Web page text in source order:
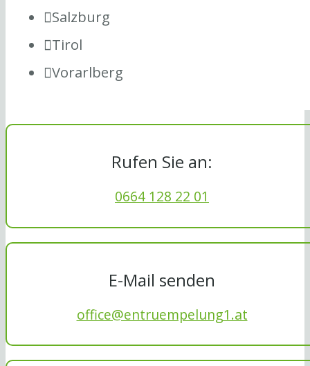
Salzburg
Tirol
Vorarlberg
Rufen Sie an:
0664 128 22 01
E-Mail senden
office@entruempelung1.at